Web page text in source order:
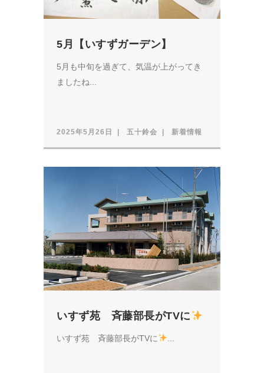
5月【いすずガーデン】
5月も中旬を過ぎて、気温が上がってき
ましたね...
2025年5月26日 五十鈴会 新着情報
いすず苑 斉藤部長がTVに
いすず苑 斉藤部長がTVに